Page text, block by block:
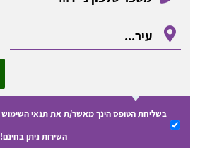
בשליחת הטופס הינך מאשר/ת אתתנאי השימוש
השירות ניתן בחינם!